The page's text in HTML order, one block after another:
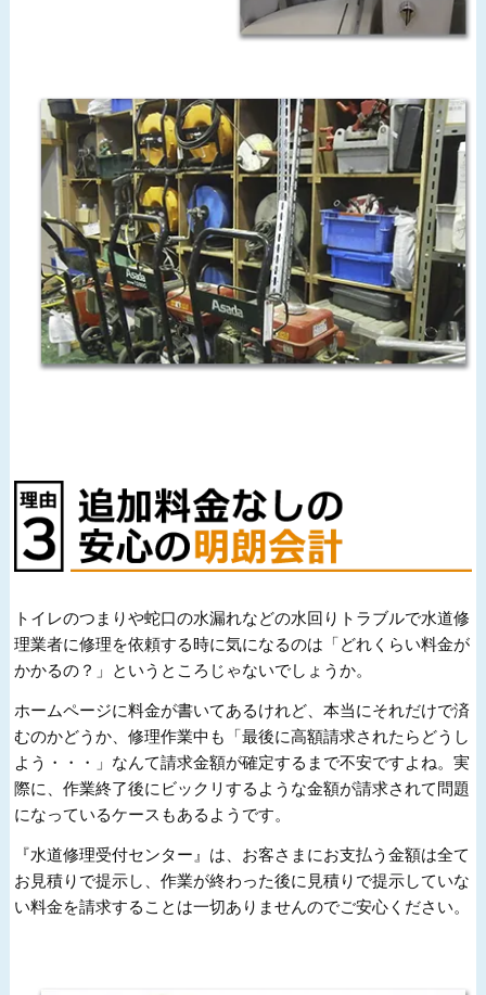
トイレのつまりや蛇口の水漏れなどの水回りトラブルで水道修
理業者に修理を依頼する時に気になるのは「どれくらい料金が
かかるの？」というところじゃないでしょうか。
ホームページに料金が書いてあるけれど、本当にそれだけで済
むのかどうか、修理作業中も「最後に高額請求されたらどうし
よう・・・」なんて請求金額が確定するまで不安ですよね。実
際に、作業終了後にビックリするような金額が請求されて問題
になっているケースもあるようです。
『水道修理受付センター』は、お客さまにお支払う金額は全て
お見積りで提示し、作業が終わった後に見積りで提示していな
い料金を請求することは一切ありませんのでご安心ください。